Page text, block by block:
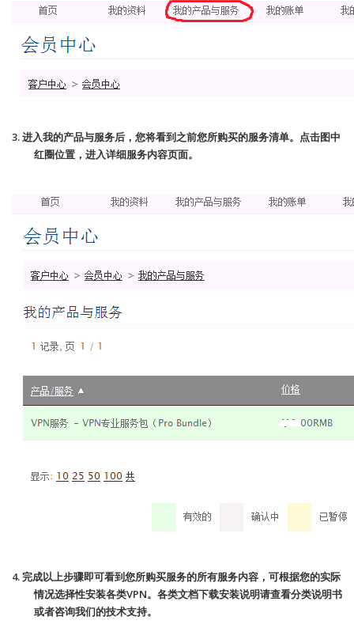
3. 进入我的产品与服务后，您将看到之前您所购买的服务清单。点击图中
红圈位置，进入详细服务内容页面。
4. 完成以上步骤即可看到您所购买服务的所有服务内容，可根据您的实际
情况选择性安装各类VPN。各类文档下载安装说明请查看分类说明书
或者咨询我们的技术支持。